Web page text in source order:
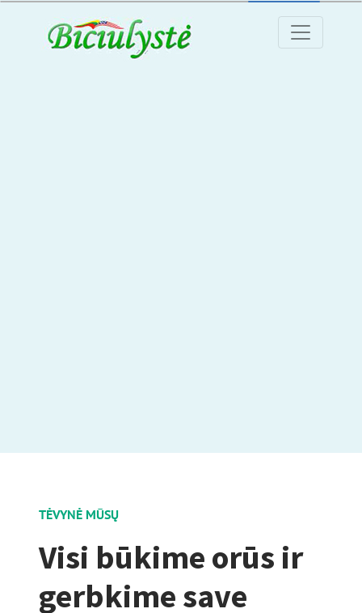
TĖVYNĖ MŪSŲ
Visi būkime orūs ir
gerbkime save